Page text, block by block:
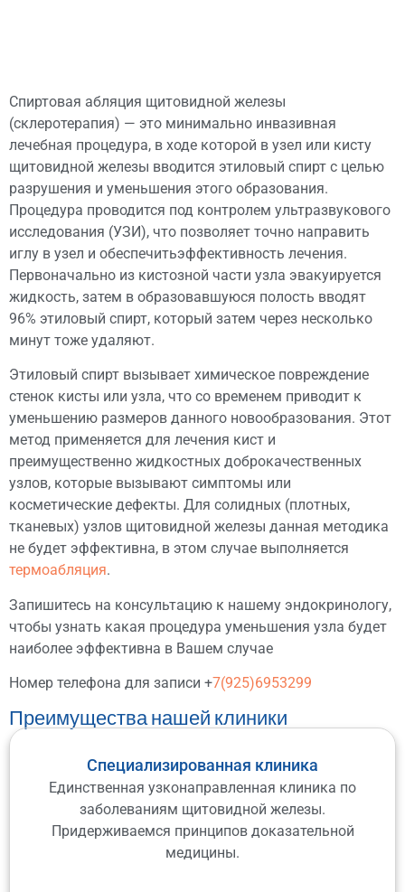
Спиртовая абляция щитовидной железы
(склеротерапия) — это минимально инвазивная
лечебная процедура, в ходе которой в узел или кисту
щитовидной железы вводится этиловый спирт с целью
разрушения и уменьшения этого образования.
Процедура проводится под контролем ультразвукового
исследования (УЗИ), что позволяет точно направить
иглу в узел и обеспечитьэффективность лечения.
Первоначально из кистозной части узла эвакуируется
жидкость, затем в образовавшуюся полость вводят
96% этиловый спирт, который затем через несколько
минут тоже удаляют.
Этиловый спирт вызывает химическое повреждение
стенок кисты или узла, что со временем приводит к
уменьшению размеров данного новообразования. Этот
метод применяется для лечения кист и
преимущественно жидкостных доброкачественных
узлов, которые вызывают симптомы или
косметические дефекты. Для солидных (плотных,
тканевых) узлов щитовидной железы данная методика
не будет эффективна, в этом случае выполняется
термоабляция.
Запишитесь на консультацию к нашему эндокринологу,
чтобы узнать какая процедура уменьшения узла будет
наиболее эффективна в Вашем случае
Номер телефона для записи +7(925)6953299
Преимущества нашей клиники
Специализированная клиника
Единственная узконаправленная клиника по
заболеваниям щитовидной железы.
Придерживаемся принципов доказательной
медицины.